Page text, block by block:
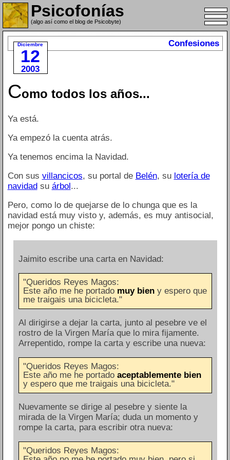
Psicofonías
(algo así como el blog de Psicobyte)
Diciembre
12
2003
Confesiones
Como todos los años...
Ya está.
Ya empezó la cuenta atrás.
Ya tenemos encima la Navidad.
Con sus villancicos, su portal de Belén, su lotería de
navidadsu árbol...
Pero, como lo de quejarse de lo chunga que es la
navidad está muy visto y, además, es muy antisocial,
mejor pongo un chiste:
Jaimito escribe una carta en Navidad:
"Queridos Reyes Magos:
Este año me he portado muy bien y espero que
me traigais una bicicleta."
Al dirigirse a dejar la carta, junto al pesebre ve el
rostro de la Virgen María que lo mira fijamente.
Arrepentido, rompe la carta y escribe una nueva:
"Queridos Reyes Magos:
Este año me he portado aceptablemente bien
y espero que me traigais una bicicleta."
Nuevamente se dirige al pesebre y siente la
mirada de la Virgen María; duda un momento y
rompe la carta, para escribir otra nueva:
"Queridos Reyes Magos: